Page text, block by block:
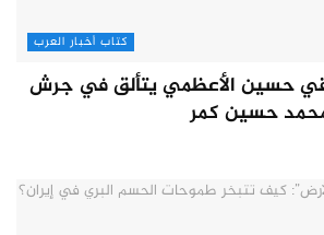
كتاب أخبار العرب
حسين الأعظمي يتألق في جرش
محمد حسين كمر